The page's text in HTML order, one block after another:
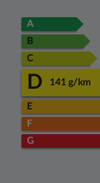
A
B
C
D 141 g/km
E
F
G